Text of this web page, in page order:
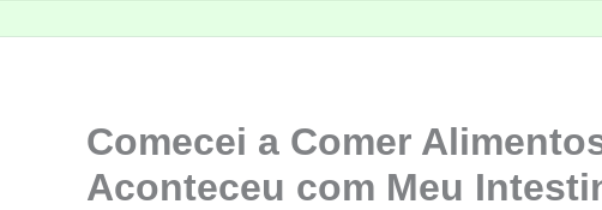
Comecei a Comer
Aconteceu com Meu